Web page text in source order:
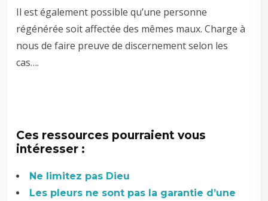
Il est également possible qu’une personne
régénérée soit affectée des mêmes maux. Charge à
nous de faire preuve de discernement selon les
cas….
Ces ressources pourraient vous
intéresser :
Ne limitez pas Dieu
Les pleurs ne sont pas la garantie d’une